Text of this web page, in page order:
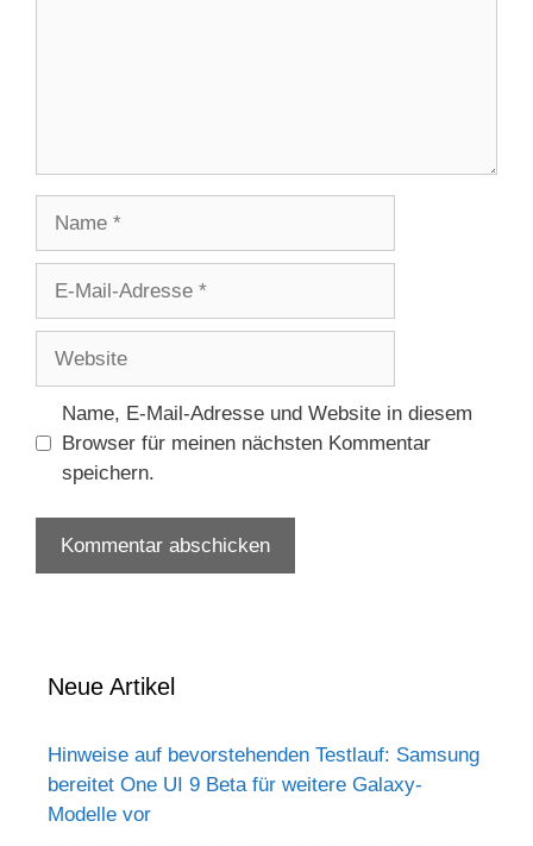
Adresse
Name, E-Mail-Adresse und Website in diesem
Browser für meinen nächsten Kommentar
speichern.
Neue Artikel
Hinweise auf bevorstehenden Testlauf: Samsung
bereitet One UI 9 Beta für weitere Galaxy-
Modelle vor